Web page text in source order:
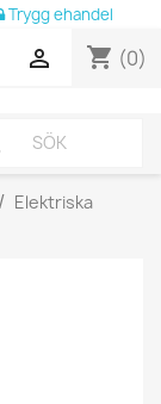
Trygg ehandel
shopping_cart (0)

Elektriska